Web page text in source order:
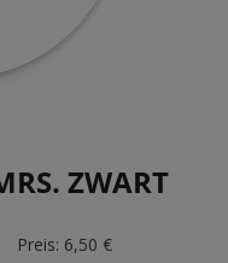
ZWART
Preis: 6,50 €